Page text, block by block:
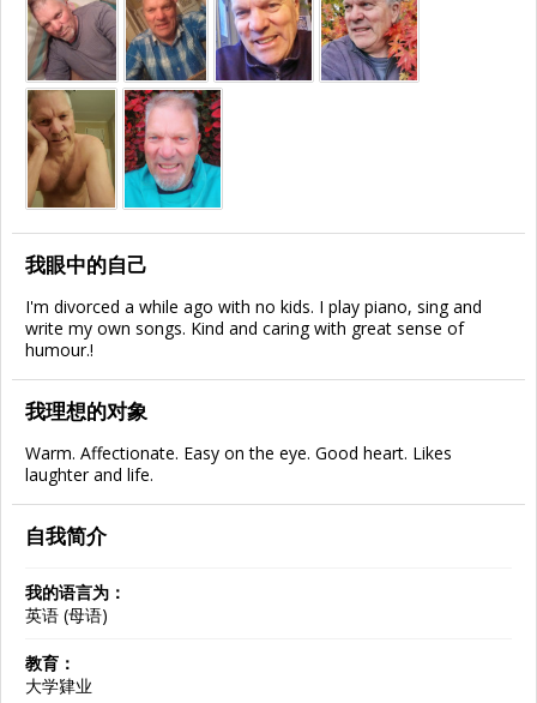
我眼中的自己
I'm divorced a while ago with no kids. I play piano, sing and
write my own songs. Kind and caring with great sense of
humour.!
我理想的对象
Warm. Affectionate. Easy on the eye. Good heart. Likes
laughter and life.
自我简介
我的语言为：
英语 (母语)
教育：
大学肄业